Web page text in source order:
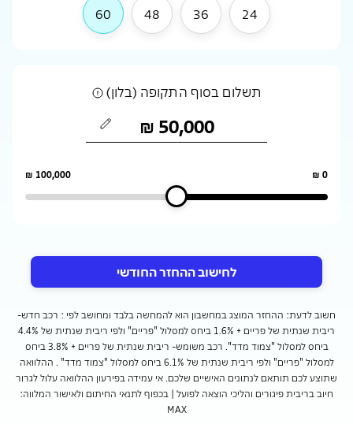
24
36
48
60
תשלום בסוף התקופה (בלון)
לחישוב ההחזר החודשי
חשוב לדעת: ההחזר המוצג במחשבון הוא להמחשה בלבד ומחושב לפי : רכב חדש-
ריבית שנתית של פריים + 1.6% ביחס למסלול "פריים" ולפי ריבית שנתית של 4.4%
ביחס למסלול "צמוד מדד". רכב משומש- ריבית שנתית של פריים + 3.8% ביחס
למסלול "פריים" ולפי ריבית שנתית של 6.1% ביחס למסלול "צמוד מדד" . ההלוואה
שתוצע לכם תותאם לנתונים האישיים שלכם. אי עמידה בפירעון ההלוואה עלול לגרור
חיוב בריבית פיגורים והליכי הוצאה לפועל | בכפוף לתנאי החיתום ולאישור המלווה:
MAX